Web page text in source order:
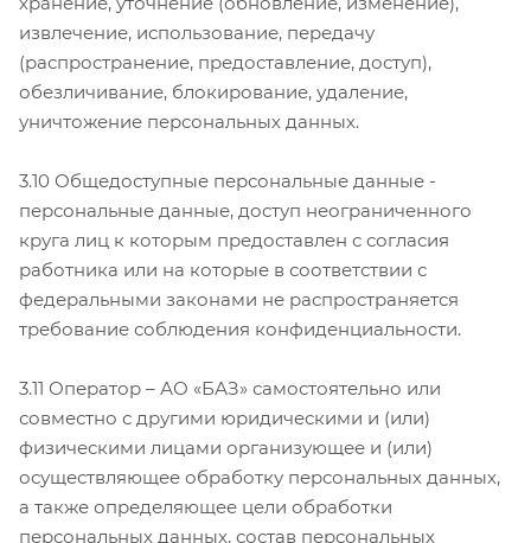
извлечение, использование, передачу
(распространение, предоставление, доступ),
обезличивание, блокирование, удаление,
уничтожение персональных данных.
3.10 Общедоступные персональные данные -
персональные данные, доступ неограниченного
круга лиц к которым предоставлен с согласия
работника или на которые в соответствии с
федеральными законами не распространяется
требование соблюдения конфиденциальности.
3.11 Оператор – АО «БАЗ» самостоятельно или
совместно с другими юридическими и (или)
физическими лицами организующее и (или)
осуществляющее обработку персональных данных,
а также определяющее цели обработки
персональных данных, состав персональных